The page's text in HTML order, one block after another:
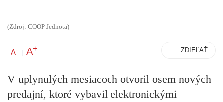
(Zdroj: COOP Jednota)
A- | A+ ZDIEĽAŤ
V uplynulých mesiacoch otvoril osem nových
predajní, ktoré vybavil elektronickými